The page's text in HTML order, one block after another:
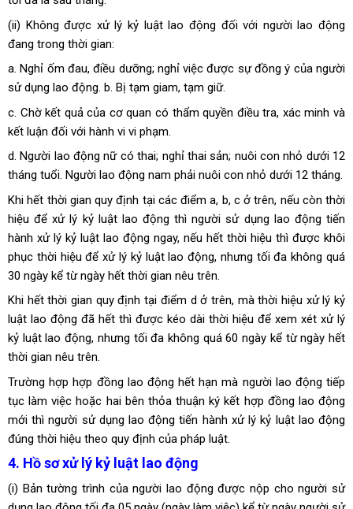
(ii) Không được xử lý kỷ luật lao động đối với người lao động
đang trong thời gian:
a. Nghỉ ốm đau, điều dưỡng; nghỉ việc được sự đồng ý của người
sử dụng lao động. b. Bị tạm giam, tạm giữ.
c. Chờ kết quả của cơ quan có thẩm quyền điều tra, xác minh và
kết luận đối với hành vi vi phạm.
d. Người lao động nữ có thai; nghỉ thai sản; nuôi con nhỏ dưới 12
tháng tuổi. Người lao động nam phải nuôi con nhỏ dưới 12 tháng.
Khi hết thời gian quy định tại các điểm a, b, c ở trên, nếu còn thời
hiệu để xử lý kỷ luật lao động thì người sử dụng lao động tiến
hành xử lý kỷ luật lao động ngay, nếu hết thời hiệu thì được khôi
phục thời hiệu để xử lý kỷ luật lao động, nhưng tối đa không quá
30 ngày kể từ ngày hết thời gian nêu trên.
Khi hết thời gian quy định tại điểm d ở trên, mà thời hiệu xử lý kỷ
luật lao động đã hết thì được kéo dài thời hiệu để xem xét xử lý
kỷ luật lao động, nhưng tối đa không quá 60 ngày kể từ ngày hết
thời gian nêu trên.
Trường hợp hợp đồng lao động hết hạn mà người lao động tiếp
tục làm việc hoặc hai bên thỏa thuận ký kết hợp đồng lao động
mới thì người sử dụng lao động tiến hành xử lý kỷ luật lao động
đúng thời hiệu theo quy định của pháp luật.
4. Hồ sơ xử lý kỷ luật lao động
(i) Bản tường trình của người lao động được nộp cho người sử